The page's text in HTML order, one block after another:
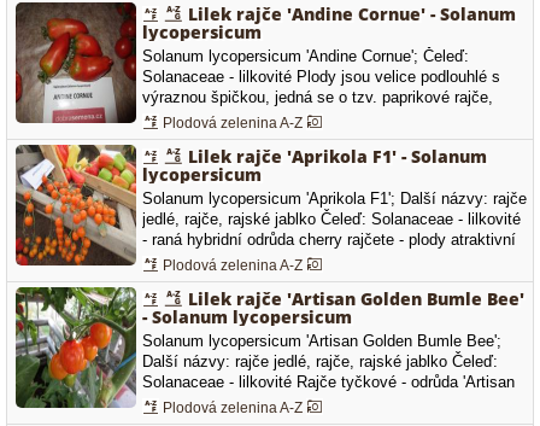
Lilek rajče 'Andine Cornue' - Solanum
lycopersicum
Solanum lycopersicum 'Andine Cornue'; Čeleď:
Solanaceae - lilkovité Plody jsou velice podlouhlé s
výraznou špičkou, jedná se o tzv. paprikové rajče,
průměrná hmotnost dosahuje okolo 250 g. Dužnina je
sytě červená, masitá s menším množství šťávy. Tato
odrůda se vyznačuje velice výbornou násadou plodů,
které jsou ideální…
Plodová zelenina A-Z
Lilek rajče 'Aprikola F1' - Solanum
lycopersicum
Solanum lycopersicum 'Aprikola F1'; Další názvy: rajče
jedlé, rajče, rajské jablko Čeleď: Solanaceae - lilkovité
- raná hybridní odrůda cherry rajčete - plody atraktivní
oranžové barvy mají nasládlou chuť - vytváří převážně
jednoduché vijany, na kterých dozrává 18 až 20 plodů
o hmotnosti 20 až 25 g
Plodová zelenina A-Z
Lilek rajče 'Artisan Golden Bumle Bee'
- Solanum lycopersicum
Solanum lycopersicum 'Artisan Golden Bumle Bee';
Další názvy: rajče jedlé, rajče, rajské jablko Čeleď:
Solanaceae - lilkovité Rajče tyčkové - odrůda 'Artisan
Golden Bumle Bee' - zlatě oranžové plody s červeným
Plodová zelenina A-Z